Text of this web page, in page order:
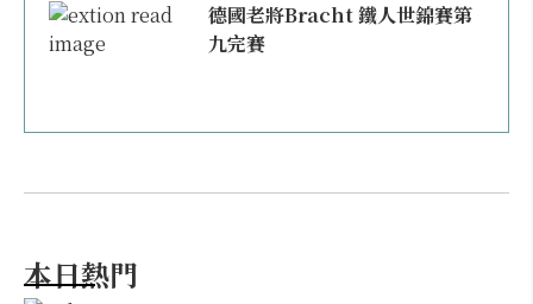
德國老將Bracht 鐵人世錦賽第
九完賽
本日熱門